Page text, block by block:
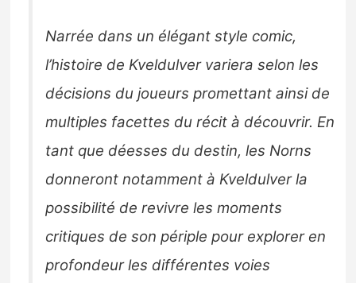
Narrée dans un élégant style comic,
l’histoire de Kveldulver variera selon les
décisions du joueurs promettant ainsi de
multiples facettes du récit à découvrir. En
tant que déesses du destin, les Norns
donneront notamment à Kveldulver la
possibilité de revivre les moments
critiques de son périple pour explorer en
profondeur les différentes voies